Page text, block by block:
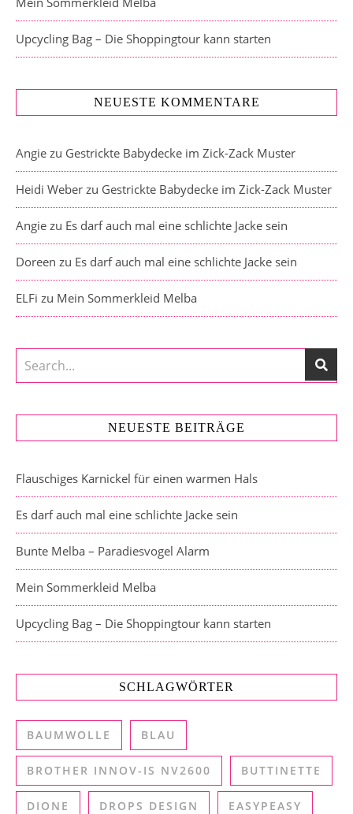
Upcycling Bag – Die Shoppingtour kann starten
NEUESTE KOMMENTARE
Angie zu Gestrickte Babydecke im Zick-Zack Muster
Heidi Weber zu Gestrickte Babydecke im Zick-Zack Muster
Angie zu Es darf auch mal eine schlichte Jacke sein
Doreen zu Es darf auch mal eine schlichte Jacke sein
ELFi zu Mein Sommerkleid Melba
NEUESTE BEITRÄGE
Flauschiges Karnickel für einen warmen Hals
Es darf auch mal eine schlichte Jacke sein
Bunte Melba – Paradiesvogel Alarm
Mein Sommerkleid Melba
Upcycling Bag – Die Shoppingtour kann starten
SCHLAGWÖRTER
BAUMWOLLE BLAU
BROTHER INNOV-IS NV2600 BUTTINETTE
DIONE DROPS DESIGN EASYPEASY